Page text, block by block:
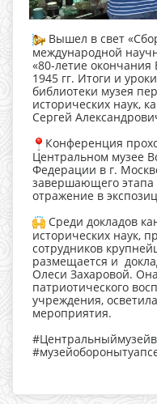
Вышел в свет
международной
«80-летие
1945 гг. Итоги и
библиотеки музея
исторических наук,
Сергей
Конференция
Центральном музее
Федерации в г.
завершающего
отражение в
Среди докладов
исторических наук,
сотрудников
размещается и
Олеси Захаровой.
патриотического
учреждения,
мероприятия.